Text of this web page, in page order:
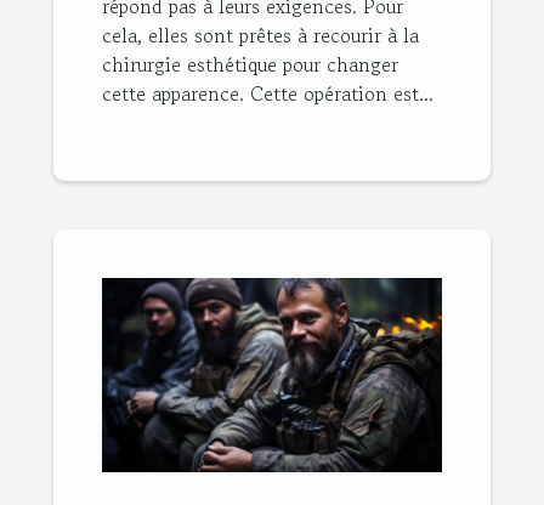
répond pas à leurs exigences. Pour
cela, elles sont prêtes à recourir à la
chirurgie esthétique pour changer
cette apparence. Cette opération est...